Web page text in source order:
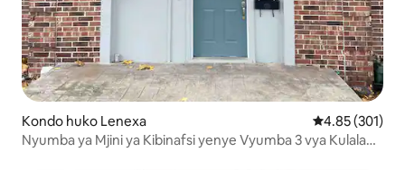
Kondo huko Lenexa Ukadiriaji wa
4.85 (301)
Nyumba ya Mjini ya Kibinafsi yenye Vyumba 3 vya Kulala